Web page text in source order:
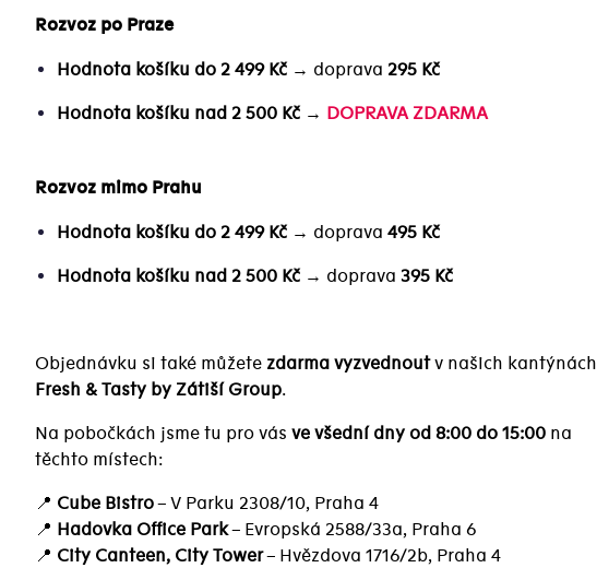
Rozvoz po Praze
Hodnota košíku do 2 499 Kč → doprava 295 Kč
Hodnota košíku nad 2 500 Kč → DOPRAVA ZDARMA
Rozvoz mimo Prahu
Hodnota košíku do 2 499 Kč → doprava 495 Kč
Hodnota košíku nad 2 500 Kč → doprava 395 Kč
Objednávku si také můžete zdarma vyzvednoutv našich kantýnách
Fresh & Tasty by Zátiší Group.
Na pobočkách jsme tu pro vás ve všední dny od 8:00 do 15:00 na
těchto místech:
📍 Cube Bistro– V Parku 2308/10, Praha 4
📍 Hadovka Office Park– Evropská 2588/33a, Praha 6
📍 City Canteen, City Tower– Hvězdova 1716/2b, Praha 4